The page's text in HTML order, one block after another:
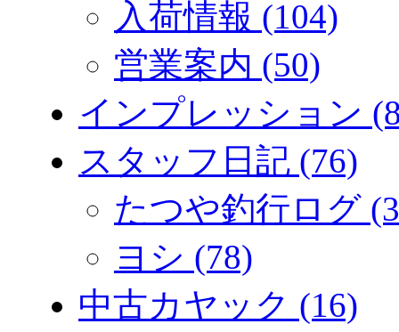
入荷情報 (104)
営業案内 (50)
インプレッション
スタッフ日記 (76)
たつや釣行ログ
ヨシ (78)
中古カヤック (16)